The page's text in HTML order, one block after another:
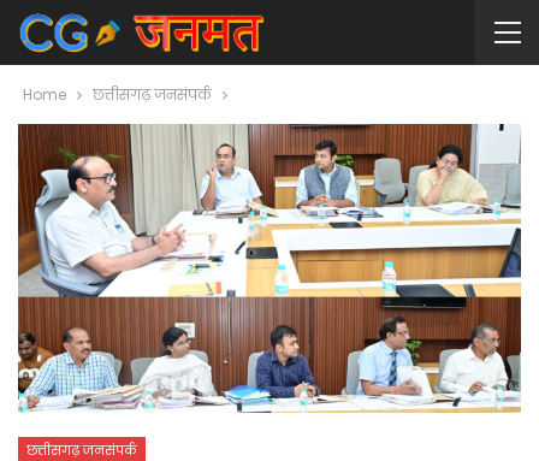
Home छत्तीसगढ़ जनसंपर्क
छत्तीसगढ़ जनसंपर्क